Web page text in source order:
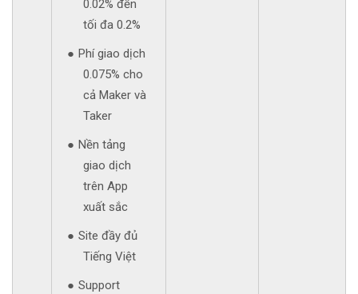
0.02% đến
tối đa 0.2%
Phí giao dịch
0.075% cho
cả Maker và
Taker
Nền tảng
giao dịch
trên App
xuất sắc
Site đầy đủ
Tiếng Việt
Support